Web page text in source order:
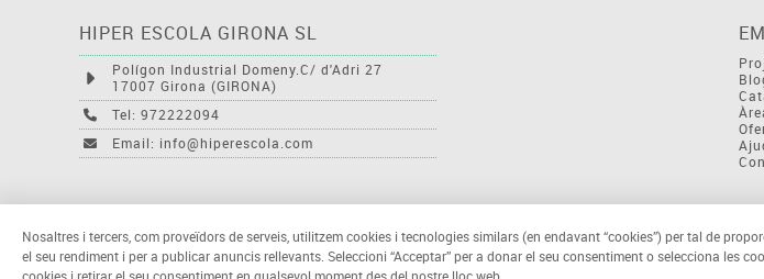
HIPER ESCOLA GIRONA SL
Polígon Industrial Domeny.C/ d'Adri 27
17007 Girona (GIRONA)
Tel: 972222094
Email: info@hiperescola.com
Nosaltres i tercers, com proveïdors de serveis, utilitzem cookies i tecnologies similars (en endavant “cookies”) per tal de
el seu rendiment i per a publicar anuncis rellevants. Seleccioni “Acceptar” per a donar el seu consentiment o selecciona les